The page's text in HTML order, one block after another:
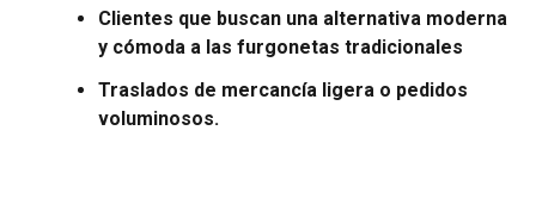
Clientes que buscan una alternativa moderna
y cómoda a las furgonetas tradicionales
Traslados de mercancía ligera o pedidos
voluminosos.